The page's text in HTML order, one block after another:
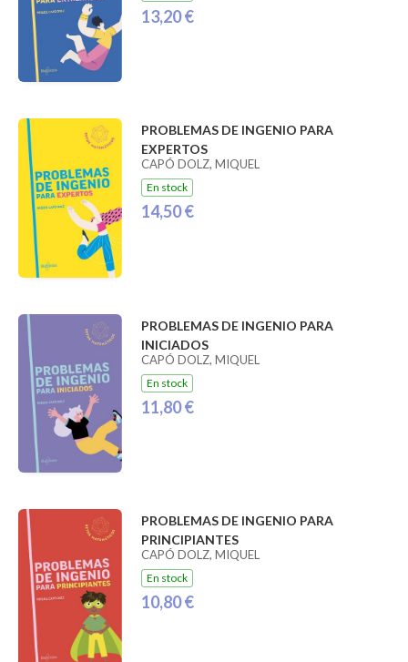
13,20 €
PROBLEMAS DE INGENIO PARA
EXPERTOS
CAPÓ DOLZ, MIQUEL
En stock
14,50 €
PROBLEMAS DE INGENIO PARA
INICIADOS
CAPÓ DOLZ, MIQUEL
En stock
11,80 €
PROBLEMAS DE INGENIO PARA
PRINCIPIANTES
CAPÓ DOLZ, MIQUEL
En stock
10,80 €